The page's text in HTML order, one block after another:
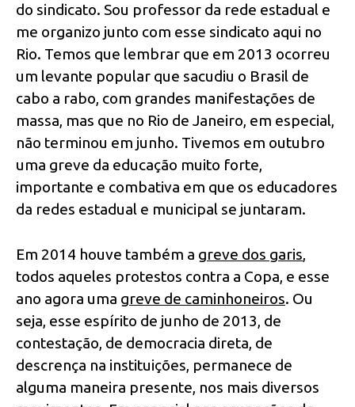
do sindicato. Sou professor da rede estadual e
me organizo junto com esse sindicato aqui no
Rio. Temos que lembrar que em 2013 ocorreu
um levante popular que sacudiu o Brasil de
cabo a rabo, com grandes manifestações de
massa, mas que no Rio de Janeiro, em especial,
não terminou em junho. Tivemos em outubro
uma greve da educação muito forte,
importante e combativa em que os educadores
da redes estadual e municipal se juntaram.
Em 2014 houve também a greve dos garis,
todos aqueles protestos contra a Copa, e esse
ano agora uma greve de caminhoneiros. Ou
seja, esse espírito de junho de 2013, de
contestação, de democracia direta, de
descrença na instituições, permanece de
alguma maneira presente, nos mais diversos